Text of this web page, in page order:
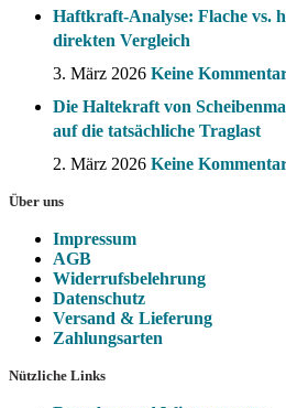
Haftkraft-Analyse: Flache vs.
direkten Vergleich
3. März 2026 Keine
Die Haltekraft von
auf die tatsächliche Traglast
2. März 2026 Keine
Über uns
Impressum
AGB
Widerrufsbelehrung
Datenschutz
Versand & Lieferung
Zahlungsarten
Nützliche Links